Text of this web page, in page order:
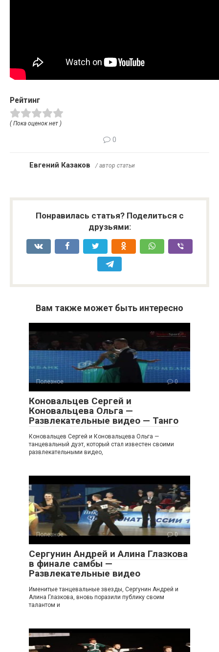
Рейтинг
( Пока оценок нет )
0
Евгений Казаков / автор статьи
Понравилась статья? Поделиться с
друзьями:
Вам также может быть интересно
Полезное 0
Коновальцев Сергей и
Коновальцева Ольга —
Развлекательные видео — Танго
Коновальцев Сергей и Коновальцева Ольга —
танцевальный дуэт, который стал известен своими
развлекательными видео,
Полезное 0
Сергунин Андрей и Алина Глазкова
в финале самбы —
Развлекательные видео
Именитые танцевальные звезды, Сергунин Андрей и
Алина Глазкова, вновь поразили публику своим
талантом и